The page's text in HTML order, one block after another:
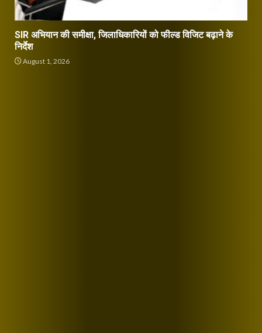
SIR अभियान की समीक्षा, जिलाधिकारियों को फील्ड विजिट बढ़ाने के
निर्देश
August 1, 2026